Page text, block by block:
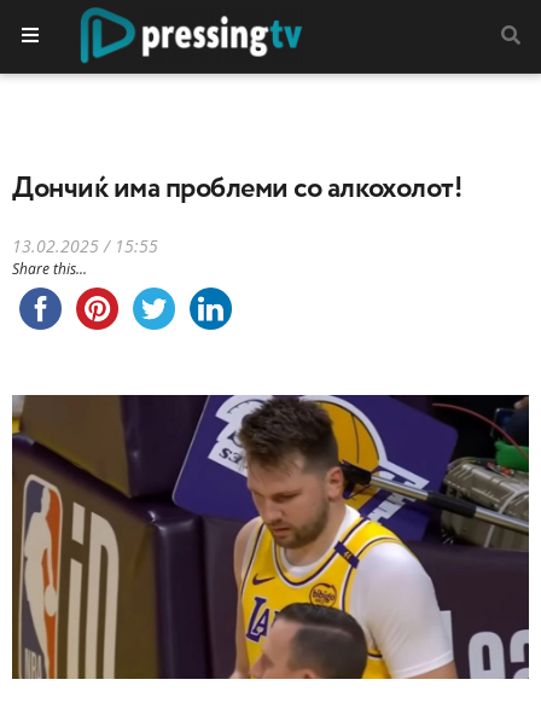
Дончиќ има проблеми со алкохолот!
13.02.2025 / 15:55
Share this...